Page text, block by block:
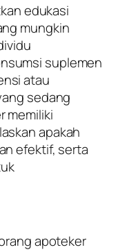
edukasi
mungkin
suplemen
atau
sedang
memiliki
apakah
efektif, serta
apoteker